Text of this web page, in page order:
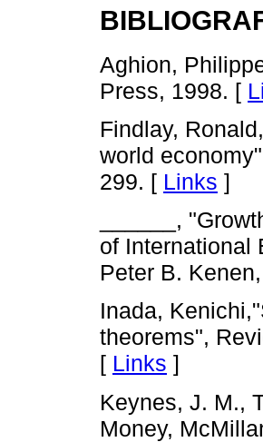
Aghion,
Press, 1998. [
Findlay,
world
299. [ Links ]
______,
of International
Peter B.
Inada,
theorems",
[ Links ]
Keynes, J. M.,
Money,